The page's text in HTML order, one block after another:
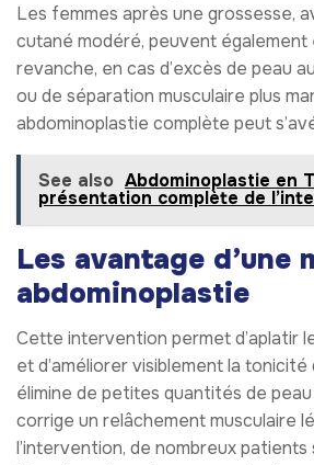
Les femmes après une grossesse,
cutané modéré, peuvent également
revanche, en cas d’excès de peau
ou de séparation musculaire plus
abdominoplastie complète peut
See also Abdominoplastie en
présentation complète de
Les avantage d’une
abdominoplastie
Cette intervention permet d’aplatir
et d’améliorer visiblement la
élimine de petites quantités de
corrige un relâchement musculaire
l’intervention, de nombreux